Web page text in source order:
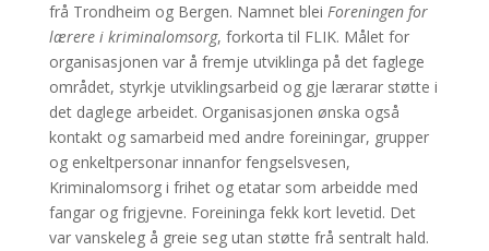
frå Trondheim og Bergen. Namnet blei Foreningen for
lærere i kriminalomsorg, forkorta til FLIK. Målet for
organisasjonen var å fremje utviklinga på det faglege
området, styrkje utviklingsarbeid og gje lærarar støtte i
det daglege arbeidet. Organisasjonen ønska også
kontakt og samarbeid med andre foreiningar, grupper
og enkeltpersonar innanfor fengselsvesen,
Kriminalomsorg i frihet og etatar som arbeidde med
fangar og frigjevne. Foreininga fekk kort levetid. Det
var vanskeleg å greie seg utan støtte frå sentralt hald.